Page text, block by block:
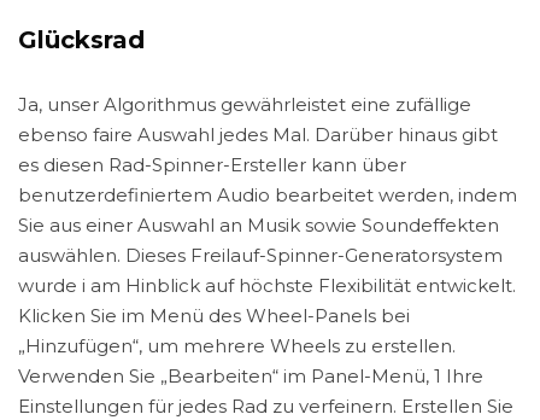
Glücksrad
Ja, unser Algorithmus gewährleistet eine zufällige
ebenso faire Auswahl jedes Mal. Darüber hinaus gibt
es diesen Rad-Spinner-Ersteller kann über
benutzerdefiniertem Audio bearbeitet werden, indem
Sie aus einer Auswahl an Musik sowie Soundeffekten
auswählen. Dieses Freilauf-Spinner-Generatorsystem
wurde i am Hinblick auf höchste Flexibilität entwickelt.
Klicken Sie im Menü des Wheel-Panels bei
„Hinzufügen“, um mehrere Wheels zu erstellen.
Verwenden Sie „Bearbeiten“ im Panel-Menü, 1 Ihre
Einstellungen für jedes Rad zu verfeinern. Erstellen Sie